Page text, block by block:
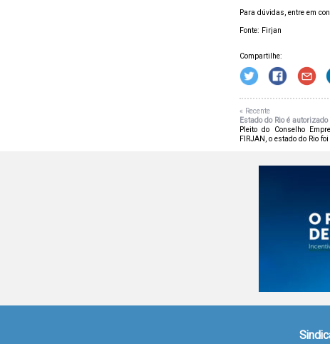
Para dúvidas, entre em
Fonte: Firjan
Compartilhe:
« Recente
Estado do Rio é autorizado
Pleito do Conselho
FIRJAN, o estado do Rio